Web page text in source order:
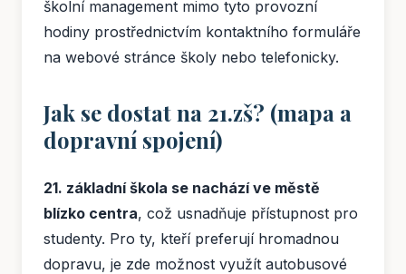
školní management mimo tyto provozní
hodiny prostřednictvím kontaktního formuláře
na webové stránce školy nebo telefonicky.
Jak se dostat na 21.zš? (mapa a
dopravní spojení)
21. základní škola se nachází ve městě
blízko centra, což usnadňuje přístupnost pro
studenty. Pro ty, kteří preferují hromadnou
dopravu, je zde možnost využít autobusové